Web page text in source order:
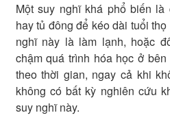
Một suy nghĩ khá phổ biến
hay tủ đông để kéo dài tuổi
nghĩ này là làm lạnh, hoặc
chậm quá trình hóa học ở
theo thời gian, ngay cả khi
không có bất kỳ nghiên cứu
suy nghĩ này.